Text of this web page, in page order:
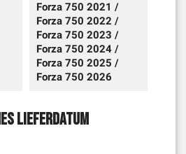
Forza 750 2021 /
Forza 750 2022 /
Forza 750 2023 /
Forza 750 2024 /
Forza 750 2025 /
Forza 750 2026
Lieferdatum